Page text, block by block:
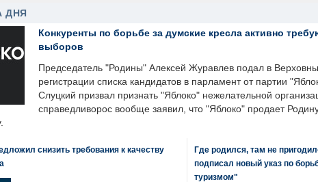
ДНЯ
Конкуренты по борьбе за думские кресла активно
выборов
Председатель "Родины" Алексей Журавлев подал в
регистрации списка кандидатов в парламент от партии
Слуцкий призвал признать "Яблоко" нежелательной
справедливорос вообще заявил, что "Яблоко" продает
снизить требования к качеству
Где родился, там не
подписал новый указ по
туризмом"